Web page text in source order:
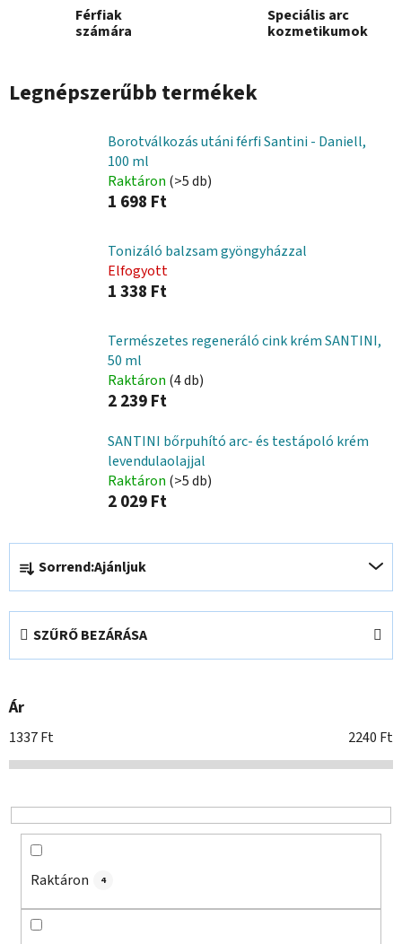
Férfiak
számára
Speciális arc
kozmetikumok
Legnépszerűbb termékek
Borotválkozás utáni férfi Santini - Daniell,
100 ml
Raktáron (>5 db)
1 698 Ft
Tonizáló balzsam gyöngyházzal
Elfogyott
1 338 Ft
Természetes regeneráló cink krém SANTINI,
50 ml
Raktáron (4 db)
2 239 Ft
SANTINI bőrpuhító arc- és testápoló krém
levendulaolajjal
Raktáron (>5 db)
2 029 Ft
T
r
m
k
e
k
r
e
d
e
Sorrend:Ajánljuk
SZŰRŐ BEZÁRÁSA
Ár
1337Ft 2240 Ft
Raktáron 4